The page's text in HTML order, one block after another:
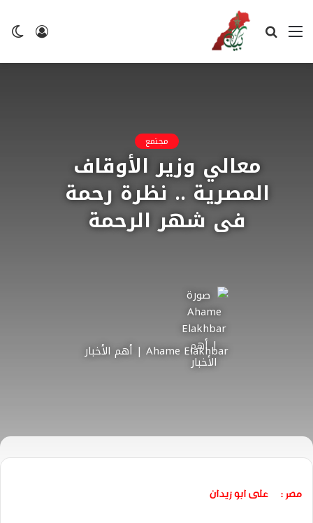
تسجيل
القائمة بحث
مجتمع
معالي وزير الأوقاف
المصرية .. نظرة رحمة
فى شهر الرحمة
Ahame Elakhbar | أهم الأخبار
مصر : على ابو زيدان